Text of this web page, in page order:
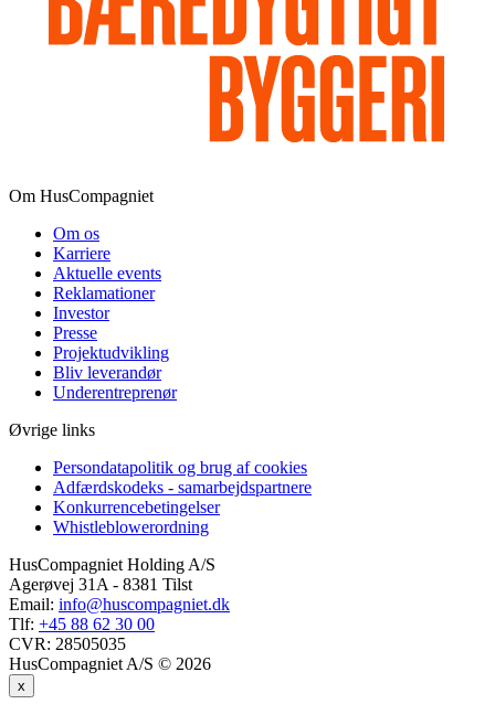
Om HusCompagniet
Om os
Karriere
Aktuelle events
Reklamationer
Investor
Presse
Projektudvikling
Bliv leverandør
Underentreprenør
Øvrige links
Persondatapolitik og brug af cookies
Adfærdskodeks - samarbejdspartnere
Konkurrencebetingelser
Whistleblowerordning
HusCompagniet Holding A/S
Agerøvej 31A - 8381 Tilst
Email: info@huscompagniet.dk
Tlf: +45 88 62 30 00
CVR: 28505035
HusCompagniet A/S © 2026
x